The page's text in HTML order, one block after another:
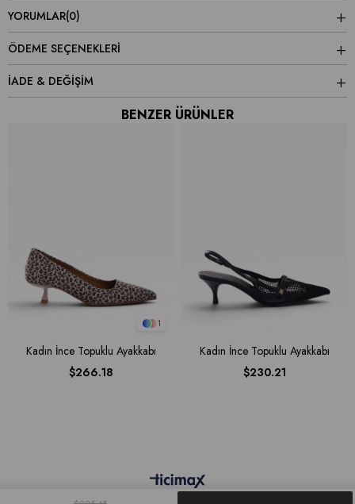
YORUMLAR(0)
ÖDEME SEÇENEKLERI
İADE & DEĞİŞİM
BENZER ÜRÜNLER
1
Kadın İnce Topuklu Ayakkabı
$266.18
Kadın İnce Topuklu Ayakkabı
$230.21